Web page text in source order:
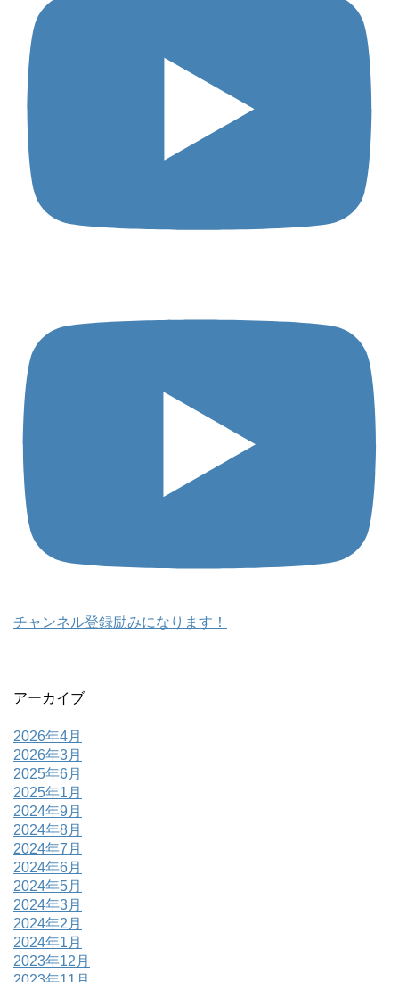
チャンネル登録励みになります！
アーカイブ
2026年4月
2026年3月
2025年6月
2025年1月
2024年9月
2024年8月
2024年7月
2024年6月
2024年5月
2024年3月
2024年2月
2024年1月
2023年12月